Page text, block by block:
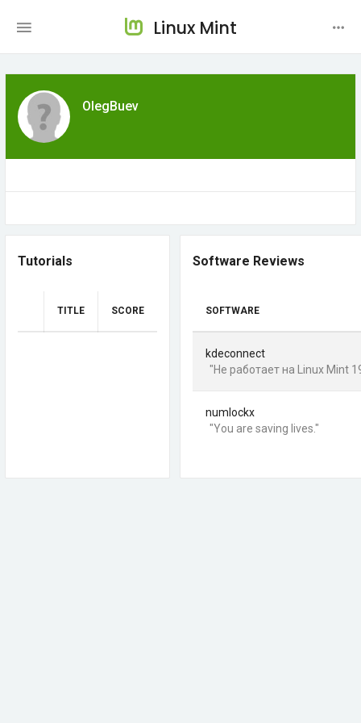
Linux Mint
OlegBuev
Tutorials
TITLE SCORE
Software Reviews
SOFTWARE
kdeconnect
"Не работает на Linux Mint
numlockx
"You are saving lives."